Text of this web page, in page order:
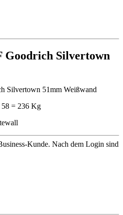
Goodrich Silvertown
Silvertown 51mm Weißwand
58 = 236 Kg
Kunde. Nach dem Login sind